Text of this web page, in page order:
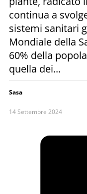
continua a
sistemi sanitari
Mondiale della
60% della
quella dei...
Sasa
14 Settembre 2024